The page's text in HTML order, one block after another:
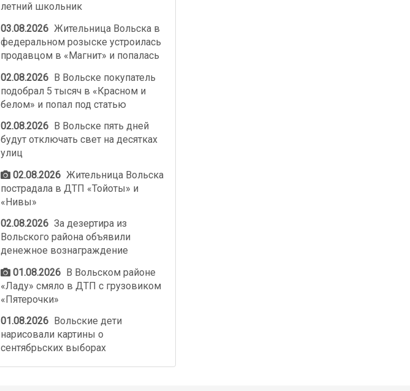
летний школьник
03.08.2026 Жительница Вольска в
федеральном розыске устроилась
продавцом в «Магнит» и попалась
02.08.2026 В Вольске покупатель
подобрал 5 тысяч в «Красном и
белом» и попал под статью
02.08.2026 В Вольске пять дней
будут отключать свет на десятках
улиц
02.08.2026 Жительница Вольска
пострадала в ДТП «Тойоты» и
«Нивы»
02.08.2026 За дезертира из
Вольского района объявили
денежное вознаграждение
01.08.2026 В Вольском районе
«Ладу» смяло в ДТП с грузовиком
«Пятерочки»
01.08.2026 Вольские дети
нарисовали картины о
сентябрьских выборах